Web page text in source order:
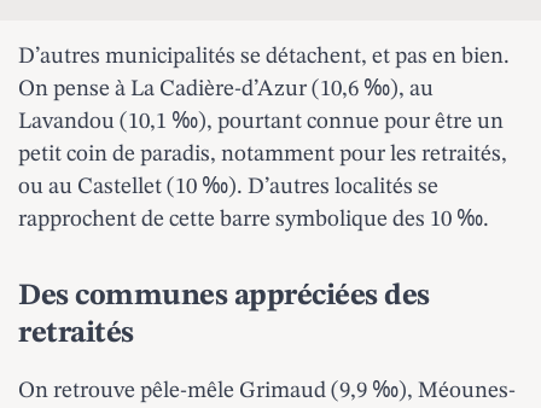
D’autres municipalités se détachent, et pas en bien.
On pense à La Cadière-d’Azur (10,6 ‰), au
Lavandou (10,1 ‰), pourtant connue pour être un
petit coin de paradis, notamment pour les retraités,
ou au Castellet (10 ‰). D’autres localités se
rapprochent de cette barre symbolique des 10 ‰.
Des communes appréciées des
retraités
On retrouve pêle-mêle Grimaud (9,9 ‰), Méounes-